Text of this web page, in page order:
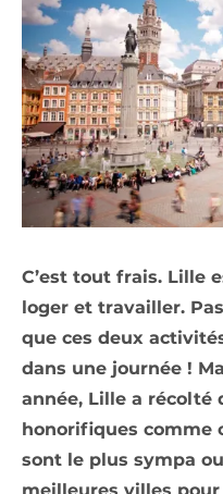
C’est tout frais. Lille
loger et travailler.
que ces deux
dans une journée !
année, Lille a récolté
honorifiques comme
sont le plus sympa